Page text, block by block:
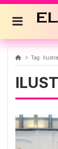
Skip
content
Tag: